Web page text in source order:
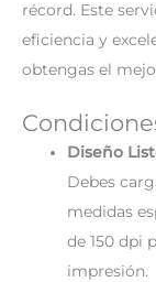
récord. Este
eficiencia y
obtengas el
Diseño
Debes
medidas
de 150 dpi
impresión.